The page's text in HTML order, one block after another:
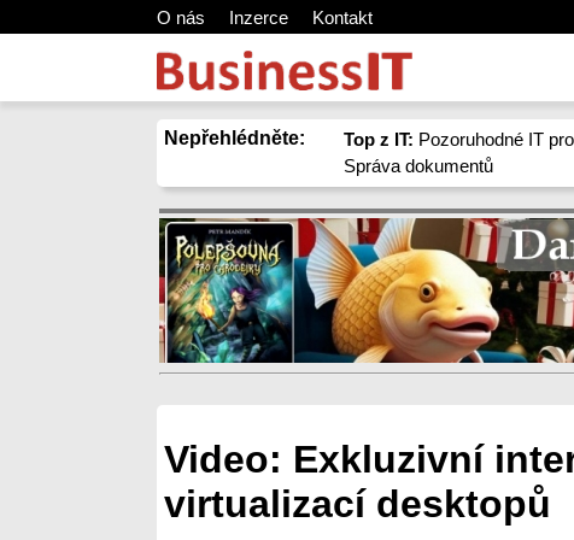
O nás Inzerce Kontakt
Nepřehlédněte: Top z IT: Pozoruhodné IT
Správa dokumentů
Video: Exkluzivní
virtualizací desktopů